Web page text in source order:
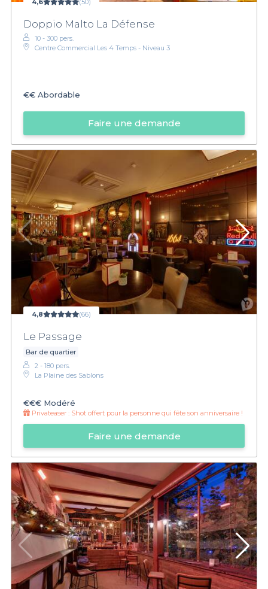
Doppio Malto La Défense
10 - 300 pers.
Centre Commercial Les 4 Temps - Niveau 3
€€ Abordable
Faire une demande
4,8 (66)
Le Passage
Bar de quartier
2 - 180 pers.
La Plaine des Sablons
€€€ Modéré
Privateaser : Shot offert pour la personne qui fête son anniversaire !
Faire une demande